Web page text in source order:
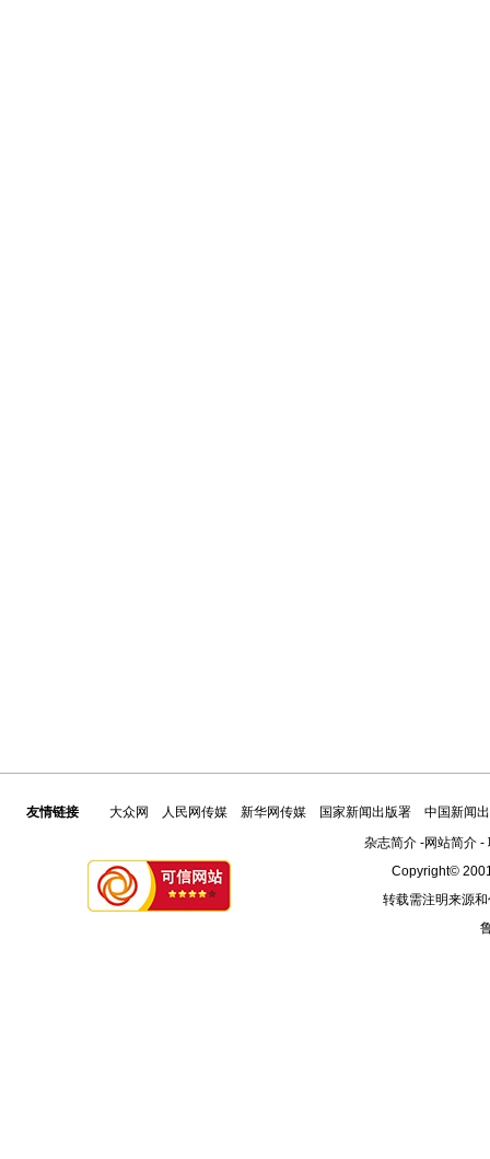
友情链接 大众网 人民网传媒 新华网传媒 国家新闻出版署
中国新闻
杂志简介-网站简介-
Copyright©
转载需注明来源